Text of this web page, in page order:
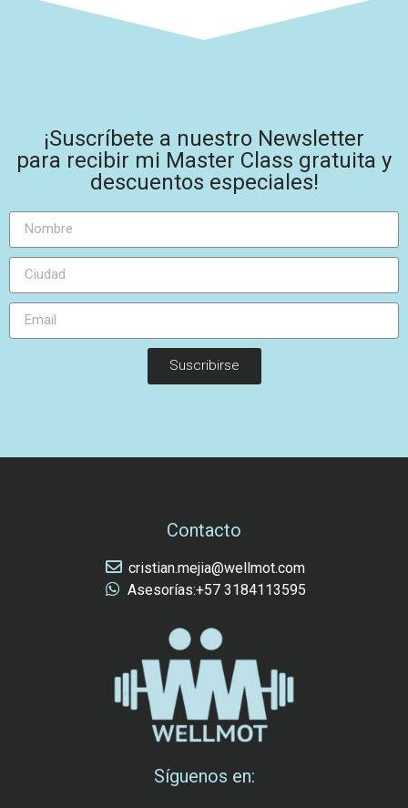
¡Suscríbete a nuestro Newsletter
para recibir mi Master Class gratuita y
descuentos especiales!
Suscribirse
Contacto
cristian.mejia@wellmot.com
Asesorías:+57 3184113595
Síguenos en: